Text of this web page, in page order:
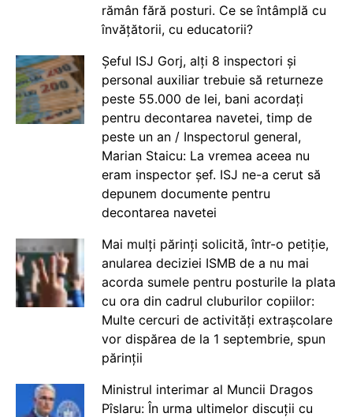
rămân fără posturi. Ce se întâmplă cu
învățătorii, cu educatorii?
Șeful ISJ Gorj, alți 8 inspectori și
personal auxiliar trebuie să returneze
peste 55.000 de lei, bani acordați
pentru decontarea navetei, timp de
peste un an / Inspectorul general,
Marian Staicu: La vremea aceea nu
eram inspector șef. ISJ ne-a cerut să
depunem documente pentru
decontarea navetei
Mai mulți părinți solicită, într-o petiție,
anularea deciziei ISMB de a nu mai
acorda sumele pentru posturile la plata
cu ora din cadrul cluburilor copiilor:
Multe cercuri de activități extrașcolare
vor dispărea de la 1 septembrie, spun
părinții
Ministrul interimar al Muncii Dragos
Pîslaru: În urma ultimelor discuții cu